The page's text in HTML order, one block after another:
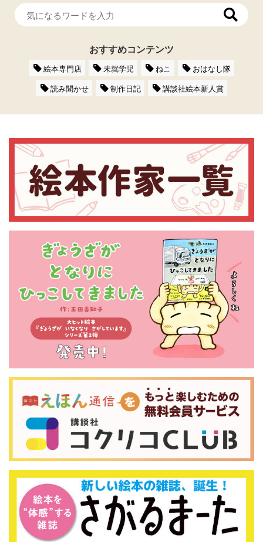
おすすめコンテンツ
絵本専門店 未就学児 ねこ
おはなし隊
読み聞かせ
制作日記 講談社絵本新人賞